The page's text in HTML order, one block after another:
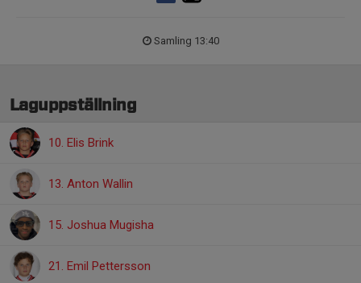
Samling 13:40
Laguppställning
10. Elis Brink
13. Anton Wallin
15. Joshua Mugisha
21. Emil Pettersson